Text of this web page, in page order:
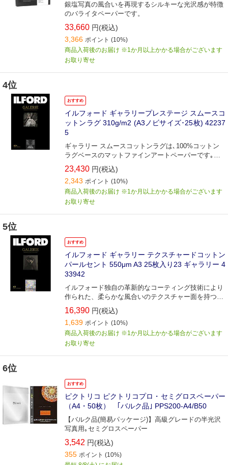
銀塩写真の風合いを再現するシルキーな光沢感が特徴
のバライタペーパーです。
33,660 円(税込)
3,366 ポイント (10%)
商品入荷後のお届け ※1か月以上かかる場合がございます
お取り寄せ
4位
おすすめ
イルフォード ギャラリープレステージ スムースコ
ットンラグ 310g/m2 (A3ノビサイズ･25枚) 42237
5
ギャラリー スムースコットンラグは､100%コットン
ラグベースのマットファインアートペーパーです｡非
常に滑らかなマット面質は写真のディテールを隅々ま
で再現します｡
23,430 円(税込)
2,343 ポイント (10%)
商品入荷後のお届け ※1か月以上かかる場合がございます
お取り寄せ
5位
おすすめ
イルフォード ギャラリー テクスチャードコットン
パールセント 550μm A3 25枚入り23 ギャラリー 4
33942
イルフォード独自の革新的なコーティング技術により
作られた、柔らかな風合いのテクスチャー面を持つ真
珠のような上質な煌めきを持つファインアートペーパ
ーです。
16,390 円(税込)
1,639 ポイント (10%)
商品入荷後のお届け ※1か月以上かかる場合がございます
お取り寄せ
6位
おすすめ
ピクトリコ ピクトリコプロ・セミグロスペーパー
（A4・50枚） ｢バルク品｣ PPS200-A4/B50
【バルク品(簡易パッケージ)】高級グレードの半光沢
写真用｡セミグロスペーパー
3,542 円(税込)
355 ポイント (10%)